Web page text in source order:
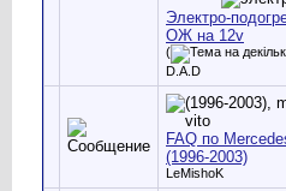
Электро-
ОЖ на 12v
(
D.A.D
FAQ по
(1996-2003)
LeMishoK